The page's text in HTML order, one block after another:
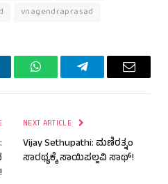
vnagendraprasad
WhatsAppTelegramEmail
NEXT ARTICLE
Vijay Sethupathi: ಮಣಿರತ್ನಂ
ಸಾರಥ್ಯಕ್ಕೆ ಸಾಯಿಪಲ್ಲವಿ ಸಾಥ್!